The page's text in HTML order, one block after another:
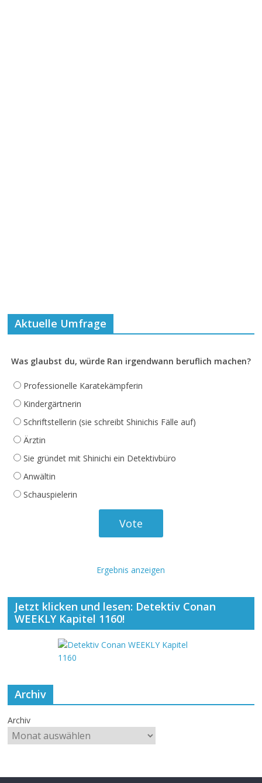
Aktuelle Umfrage
Was glaubst du, würde Ran irgendwann beruflich machen?
Professionelle Karatekämpferin
Kindergärtnerin
Schriftstellerin (sie schreibt Shinichis Fälle auf)
Ärztin
Sie gründet mit Shinichi ein Detektivbüro
Anwältin
Schauspielerin
Ergebnis anzeigen
Jetzt klicken und lesen: Detektiv Conan
WEEKLY Kapitel 1160!
Archiv
Archiv